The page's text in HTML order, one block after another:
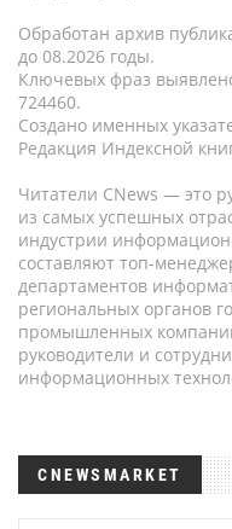
Обработан архив
до 08.2026 годы.
Ключевых фраз
724460.
Создано именных
Редакция Индексной
Читатели CNews — это
из самых успешных
индустрии
составляют топ-
департаментов
региональных органов
промышленных
руководители и
информационных
CNEWSMARKET